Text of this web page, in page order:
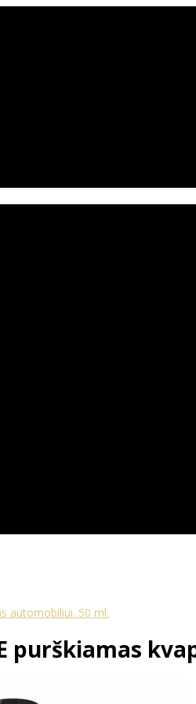
automobiliui. 50 ml.
purškiamas